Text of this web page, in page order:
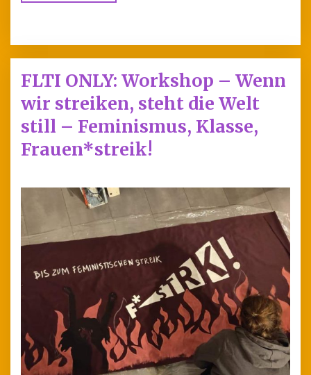
FLTI ONLY: Workshop – Wenn
wir streiken, steht die Welt
still – Feminismus, Klasse,
Frauen*streik!